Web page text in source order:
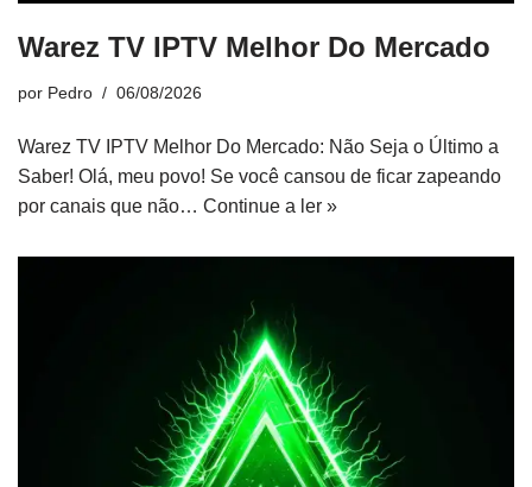
Warez TV IPTV Melhor Do Mercado
por Pedro 06/08/2026
Warez TV IPTV Melhor Do Mercado: Não Seja o Último a
Saber! Olá, meu povo! Se você cansou de ficar zapeando
por canais que não… Continue a ler »